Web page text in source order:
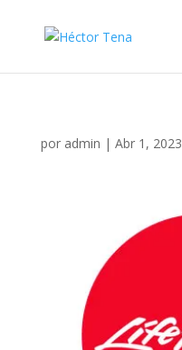
por admin | Abr 1, 2023